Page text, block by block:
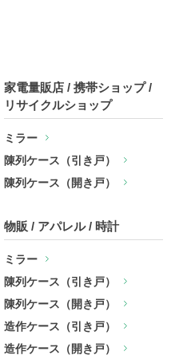
家電量販店 / 携帯ショップ /
リサイクルショップ
ミラー
陳列ケース（引き戸）
陳列ケース（開き戸）
物販 / アパレル / 時計
ミラー
陳列ケース（引き戸）
陳列ケース（開き戸）
造作ケース（引き戸）
造作ケース（開き戸）